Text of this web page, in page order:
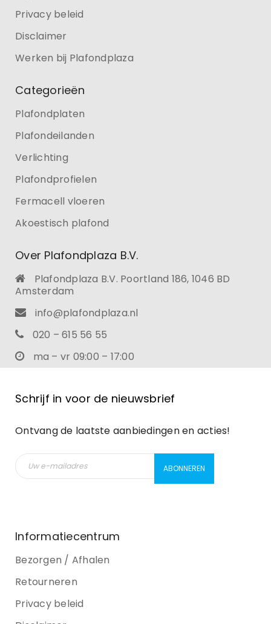
Privacy beleid
Disclaimer
Werken bij Plafondplaza
Categorieën
Plafondplaten
Plafondeilanden
Verlichting
Plafondprofielen
Fermacell vloeren
Akoestisch plafond
Over Plafondplaza B.V.
Plafondplaza B.V. Poortland 186, 1046 BD
Amsterdam
info@plafondplaza.nl
020 – 615 56 55
ma – vr 09:00 – 17:00
Schrijf in voor de nieuwsbrief
Ontvang de laatste aanbiedingen en acties!
Informatiecentrum
Bezorgen / Afhalen
Retourneren
Privacy beleid